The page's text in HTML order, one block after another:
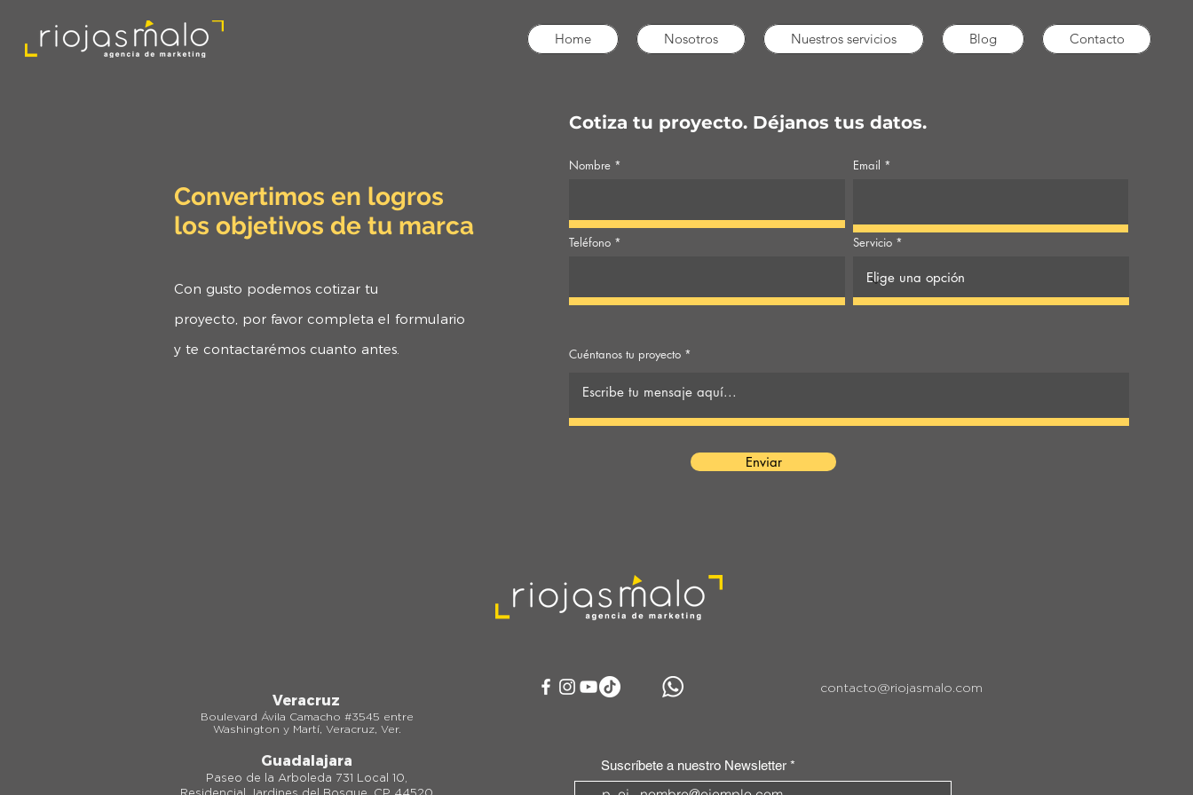
Home Nosotros Nuestros servicios Blog Contacto
Convertimos en logros
los objetivos de tu marca
Con gusto podemos cotizar tu
proyecto, por favor completa el formulario
y te contactarémos cuanto antes.
Cotiza tu proyecto. Déjanos tus datos.
Nombre Email
Teléfono Servicio
Cuéntanos tu proyecto
Enviar
Veracruz
contacto@riojasmalo.com
Boulevard Ávila Camacho #3545 entre
Washington y Martí, Veracruz, Ver.
Guadalajara
Paseo de la Arboleda 731 Local 10,
Suscríbete a nuestro Newsletter